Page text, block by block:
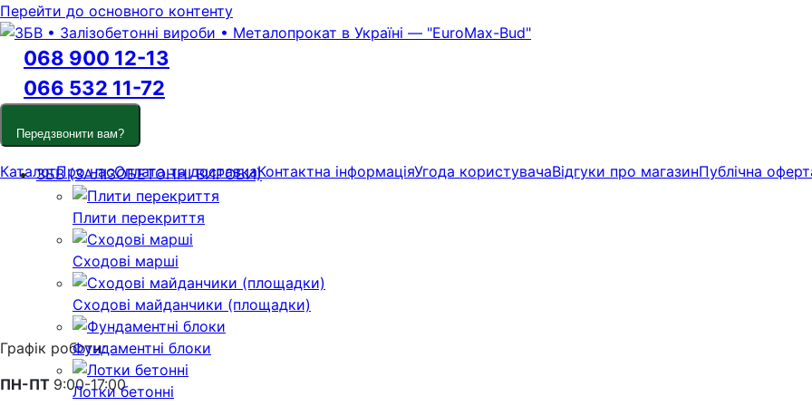
Перейти до основного контенту
068 900 12-13
066 532 11-72
Передзвонити вам?
КаталогПро насОплата та доставкаКонтактна інформаціяУгода користувачаВідгуки про магазинПублічна
Графік роботи:
ПН-ПТ 9:00-17:00
ЗБВ (ЗАЛІЗОБЕТОННІ ВИРОБИ)
Плити перекриття
Сходові марші
Сходові майданчики (площадки)
Фундаментні блоки
Лотки бетонні